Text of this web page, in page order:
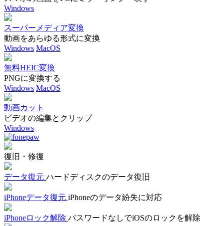
Windows
スーパーメディア変換
動画をあらゆる形式に変換
Windows MacOS
無料HEIC変換
PNGに変換する
Windows MacOS
動画カット
ビデオの編集とクリップ
Windows
復旧・修復
データ復元 ハードディスクのデータ復旧
iPhoneデータ復元 iPhoneのデータ紛失に対応
iPhoneロック解除 パスワードなしでiOSのロックを解除